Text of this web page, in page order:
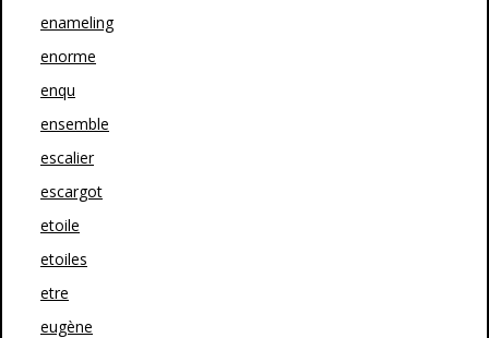
enameling
enorme
enqu
ensemble
escalier
escargot
etoile
etoiles
etre
eugène